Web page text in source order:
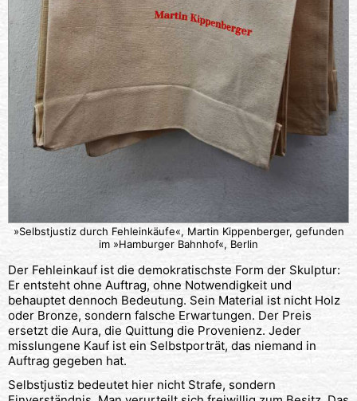
»Selbstjustiz durch Fehleinkäufe«, Martin Kippenberger, gefunden
im »Hamburger Bahnhof«, Berlin
Der Fehleinkauf ist die demokratischste Form der Skulptur:
Er entsteht ohne Auftrag, ohne Notwendigkeit und
behauptet dennoch Bedeutung. Sein Material ist nicht Holz
oder Bronze, sondern falsche Erwartungen. Der Preis
ersetzt die Aura, die Quittung die Provenienz. Jeder
misslungene Kauf ist ein Selbstporträt, das niemand in
Auftrag gegeben hat.
Selbstjustiz bedeutet hier nicht Strafe, sondern